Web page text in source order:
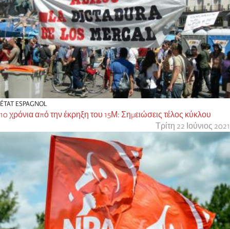
ÉTAT ESPAGNOL
10 χρόνια από την έκρηξη του 15Μ: Σημειώσεις τέλος κύκλου
Τρίτη 22 Ιούνιος 2021